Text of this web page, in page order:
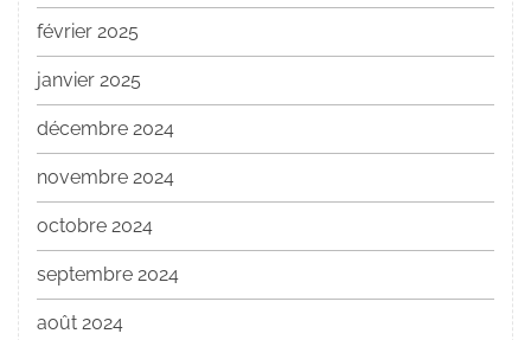
février 2025
janvier 2025
décembre 2024
novembre 2024
octobre 2024
septembre 2024
août 2024